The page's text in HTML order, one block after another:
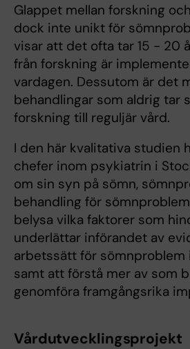
Glappet mellan forskning
dock inte unikt för
visar att det ofta tar 15 - 20
från forskning är
vardagen. Dessutom är det
behandlingar som aldrig tar
forskning till reguljär vård.
I den här kvalitativa studien
chefer inom psykiatrin i
om sin syn på sömn,
behandling för
belysa vilka faktorer som
underlättar införandet av
arbetssätt för sömnproblem
samt att förstå mer av som
genomföra framgångsrika
Vårdutvecklingsprojekt